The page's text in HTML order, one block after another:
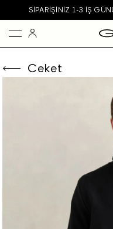
SIPARIŞINIZ 1-3 IŞ
Ceket